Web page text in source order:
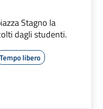
Stagno la
dagli studenti.
Tempo libero